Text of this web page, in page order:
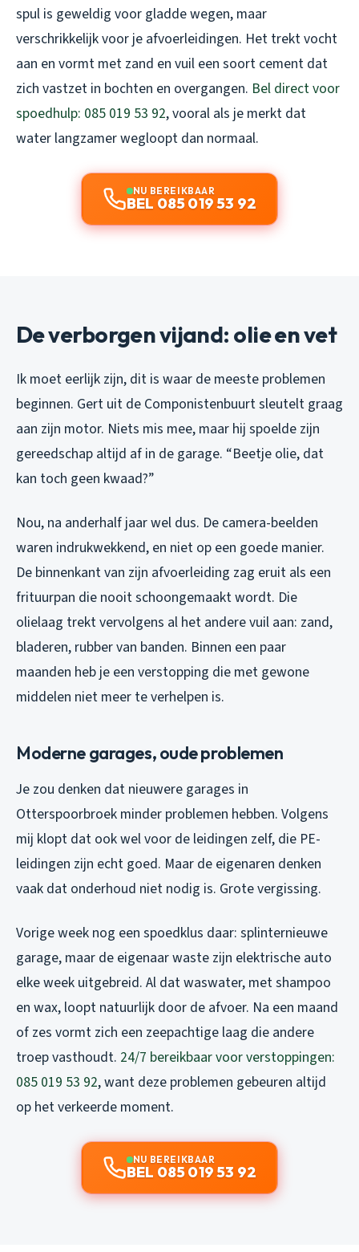
spul is geweldig voor gladde wegen, maar
verschrikkelijk voor je afvoerleidingen. Het trekt vocht
aan en vormt met zand en vuil een soort cement dat
zich vastzet in bochten en overgangen. Bel direct voor
spoedhulp: 085 019 53 92, vooral als je merkt dat
water langzamer wegloopt dan normaal.
NU BEREIKBAAR
BEL 085 019 53 92
De verborgen vijand: olie en vet
Ik moet eerlijk zijn, dit is waar de meeste problemen
beginnen. Gert uit de Componistenbuurt sleutelt graag
aan zijn motor. Niets mis mee, maar hij spoelde zijn
gereedschap altijd af in de garage. “Beetje olie, dat
kan toch geen kwaad?”
Nou, na anderhalf jaar wel dus. De camera-beelden
waren indrukwekkend, en niet op een goede manier.
De binnenkant van zijn afvoerleiding zag eruit als een
frituurpan die nooit schoongemaakt wordt. Die
olielaag trekt vervolgens al het andere vuil aan: zand,
bladeren, rubber van banden. Binnen een paar
maanden heb je een verstopping die met gewone
middelen niet meer te verhelpen is.
Moderne garages, oude problemen
Je zou denken dat nieuwere garages in
Otterspoorbroek minder problemen hebben. Volgens
mij klopt dat ook wel voor de leidingen zelf, die PE-
leidingen zijn echt goed. Maar de eigenaren denken
vaak dat onderhoud niet nodig is. Grote vergissing.
Vorige week nog een spoedklus daar: splinternieuwe
garage, maar de eigenaar waste zijn elektrische auto
elke week uitgebreid. Al dat waswater, met shampoo
en wax, loopt natuurlijk door de afvoer. Na een maand
of zes vormt zich een zeepachtige laag die andere
troep vasthoudt. 24/7 bereikbaar voor verstoppingen:
085 019 53 92, want deze problemen gebeuren altijd
op het verkeerde moment.
NU BEREIKBAAR
BEL 085 019 53 92